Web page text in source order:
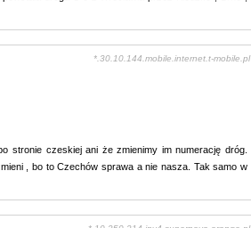
*.30.10.144.mobile.internet.t-mobile.pl
stronie czeskiej ani że zmienimy im numerację dróg.
, bo to Czechów sprawa a nie nasza. Tak samo w